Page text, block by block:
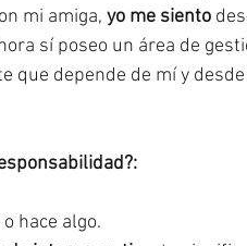
mi amiga, yo me siento
sí poseo un área de
que depende de mí y
hace algo.